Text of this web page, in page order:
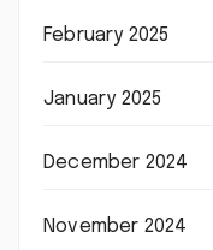
February 2025
January 2025
December 2024
November 2024